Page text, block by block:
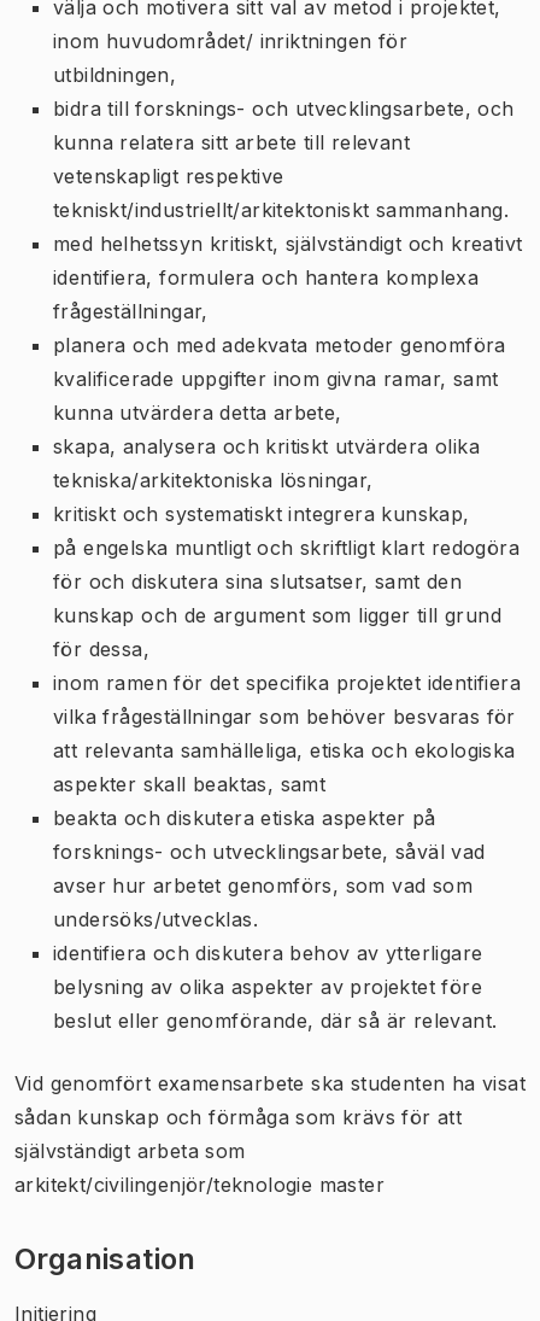
välja och motivera sitt val av metod i projektet,
inom huvudområdet/ inriktningen för
utbildningen,
bidra till forsknings- och utvecklingsarbete, och
kunna relatera sitt arbete till relevant
vetenskapligt respektive
tekniskt/industriellt/arkitektoniskt sammanhang.
med helhetssyn kritiskt, självständigt och kreativt
identifiera, formulera och hantera komplexa
frågeställningar,
planera och med adekvata metoder genomföra
kvalificerade uppgifter inom givna ramar, samt
kunna utvärdera detta arbete,
skapa, analysera och kritiskt utvärdera olika
tekniska/arkitektoniska lösningar,
kritiskt och systematiskt integrera kunskap,
på engelska muntligt och skriftligt klart redogöra
för och diskutera sina slutsatser, samt den
kunskap och de argument som ligger till grund
för dessa,
inom ramen för det specifika projektet identifiera
vilka frågeställningar som behöver besvaras för
att relevanta samhälleliga, etiska och ekologiska
aspekter skall beaktas, samt
beakta och diskutera etiska aspekter på
forsknings- och utvecklingsarbete, såväl vad
avser hur arbetet genomförs, som vad som
undersöks/utvecklas.
identifiera och diskutera behov av ytterligare
belysning av olika aspekter av projektet före
beslut eller genomförande, där så är relevant.
Vid genomfört examensarbete ska studenten ha visat
sådan kunskap och förmåga som krävs för att
självständigt arbeta som
arkitekt/civilingenjör/teknologie master
Organisation
Initiering